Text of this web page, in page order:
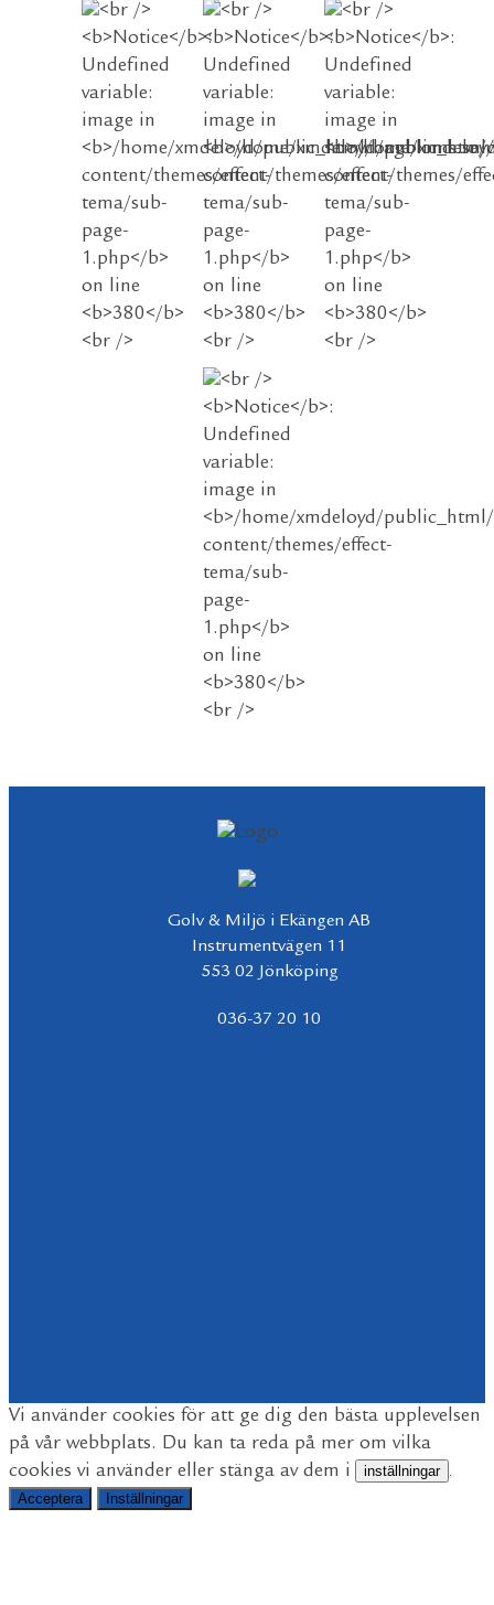
Golv & Miljö i Ekängen AB
Instrumentvägen 11
553 02 Jönköping
036-37 20 10
Vi använder cookies för att ge dig den bästa upplevelsen
på vår webbplats. Du kan ta reda på mer om vilka
cookies vi använder eller stänga av dem i
inställningar .
Acceptera Inställningar